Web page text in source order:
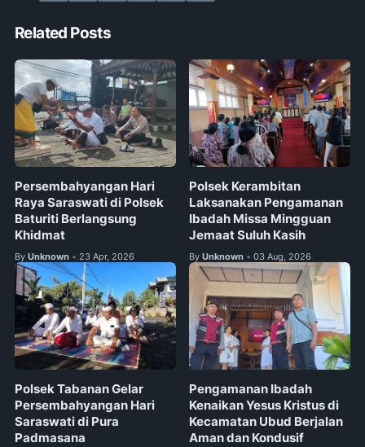
Related Posts
Persembahyangan Hari
Raya Saraswati di Polsek
Baturiti Berlangsung
Khidmat
By Unknown • 23 Apr, 2026
Polsek Kerambitan
Laksanakan Pengamanan
Ibadah Missa Mingguan
Jemaat Suluh Kasih
By Unknown • 03 Aug, 2026
Polsek Tabanan Gelar
Persembahyangan Hari
Saraswati di Pura
Padmasana
Pengamanan Ibadah
Kenaikan Yesus Kristus di
Kecamatan Ubud Berjalan
Aman dan Kondusif